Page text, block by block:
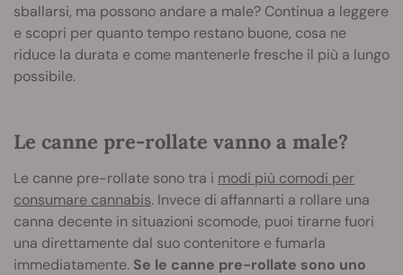
sballarsi, ma possono andare a male? Continua a leggere
e scopri per quanto tempo restano buone, cosa ne
riduce la durata e come mantenerle fresche il più a lungo
possibile.
Le canne pre-rollate vanno a male?
Le canne pre-rollate sono tra i modi più comodi per
consumare cannabis. Invece di affannarti a rollare una
canna decente in situazioni scomode, puoi tirarne fuori
una direttamente dal suo contenitore e fumarla
immediatamente. Se le canne pre-rollate sono uno